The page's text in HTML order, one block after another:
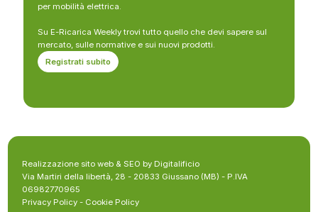
per mobilità elettrica.
Su E-Ricarica Weekly trovi tutto quello che devi sapere sul
mercato, sulle normative e sui nuovi prodotti.
Registrati subito
Realizzazione sito web & SEO by Digitalificio
Via Martiri della libertà, 28 - 20833 Giussano (MB) - P.IVA
06982770965
Privacy Policy - Cookie Policy